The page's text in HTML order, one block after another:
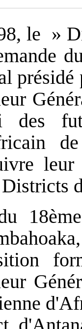
le »
des
Districts